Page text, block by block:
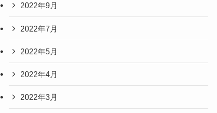
2022年9月
2022年7月
2022年5月
2022年4月
2022年3月